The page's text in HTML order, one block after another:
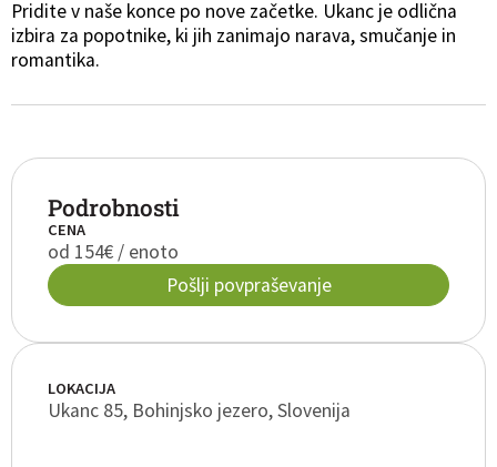
Pridite v naše konce po nove začetke. Ukanc je odlična
izbira za popotnike, ki jih zanimajo narava, smučanje in
romantika.
Podrobnosti
CENA
od 154€ / enoto
Pošlji povpraševanje
LOKACIJA
Ukanc 85, Bohinjsko jezero, Slovenija